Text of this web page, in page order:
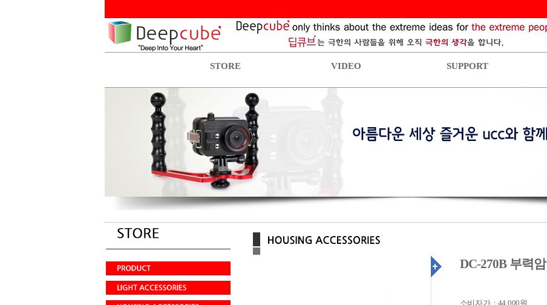
STORE VIDEO SUPPORT
DC-270B 부력암
소비자가 : 44,000원